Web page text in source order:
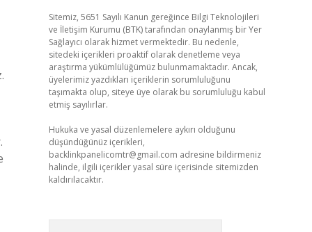
Sitemiz, 5651 Sayılı Kanun gereğince Bilgi Teknolojileri
ve İletişim Kurumu (BTK) tarafından onaylanmış bir Yer
Sağlayıcı olarak hizmet vermektedir. Bu nedenle,
sitedeki içerikleri proaktif olarak denetleme veya
araştırma yükümlülüğümüz bulunmamaktadır. Ancak,
üyelerimiz yazdıkları içeriklerin sorumluluğunu
taşımakta olup, siteye üye olarak bu sorumluluğu kabul
etmiş sayılırlar.
Hukuka ve yasal düzenlemelere aykırı olduğunu
düşündüğünüz içerikleri,
backlinkpanelicomtr@gmail.com adresine bildirmeniz
halinde, ilgili içerikler yasal süre içerisinde sitemizden
kaldırılacaktır.